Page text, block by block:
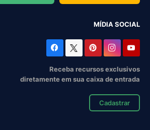
MÍDIA SOCIAL
Receba recursos exclusivos
diretamente em sua caixa de entrada
Cadastrar